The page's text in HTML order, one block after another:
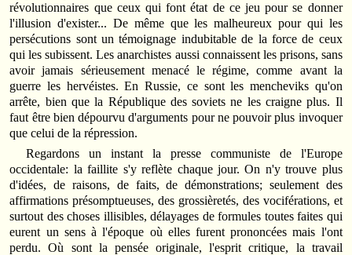
révolutionnaires que ceux qui font état de ce jeu pour se donner
l'illusion d'exister... De même que les malheureux pour qui les
persécutions sont un témoignage indubitable de la force de ceux
qui les subissent. Les anarchistes aussi connaissent les prisons, sans
avoir jamais sérieusement menacé le régime, comme avant la
guerre les hervéistes. En Russie, ce sont les mencheviks qu'on
arrête, bien que la République des soviets ne les craigne plus. Il
faut être bien dépourvu d'arguments pour ne pouvoir plus invoquer
que celui de la répression.
Regardons un instant la presse communiste de l'Europe
occidentale: la faillite s'y reflète chaque jour. On n'y trouve plus
d'idées, de raisons, de faits, de démonstrations; seulement des
affirmations présomptueuses, des grossièretés, des vociférations, et
surtout des choses illisibles, délayages de formules toutes faites qui
eurent un sens à l'époque où elles furent prononcées mais l'ont
perdu. Où sont la pensée originale, l'esprit critique, la travail